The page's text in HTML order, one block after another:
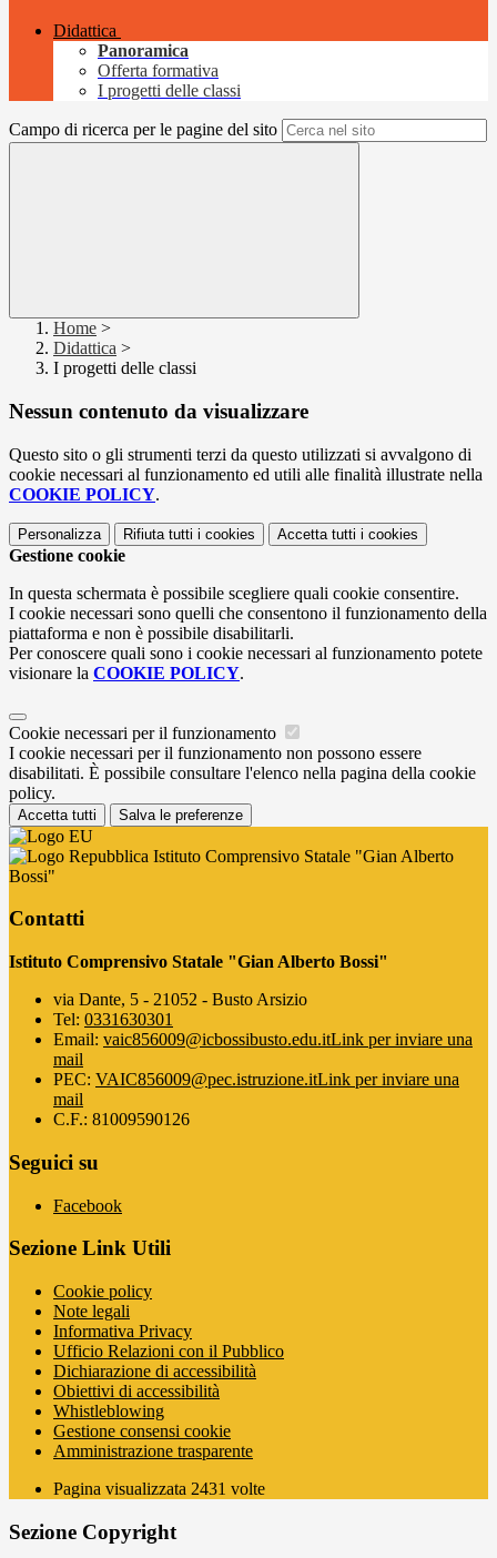
Didattica
Panoramica
Offerta formativa
I progetti delle classi
Campo di ricerca per le pagine del sito
Home >
Didattica >
I progetti delle classi
Nessun contenuto da visualizzare
Questo sito o gli strumenti terzi da questo utilizzati si avvalgono di
cookie necessari al funzionamento ed utili alle finalità illustrate nella
COOKIE POLICY.
Personalizza Rifiuta tutti i cookies Accetta tutti i cookies
Gestione cookie
In questa schermata è possibile scegliere quali cookie consentire.
I cookie necessari sono quelli che consentono il funzionamento della
piattaforma e non è possibile disabilitarli.
Per conoscere quali sono i cookie necessari al funzionamento potete
visionare la COOKIE POLICY.
Cookie necessari per il funzionamento
I cookie necessari per il funzionamento non possono essere
disabilitati. È possibile consultare l'elenco nella pagina della cookie
policy.
Accetta tutti Salva le preferenze
Istituto Comprensivo Statale "Gian Alberto
Bossi"
Contatti
Istituto Comprensivo Statale "Gian Alberto Bossi"
via Dante, 5 - 21052 - Busto Arsizio
Tel: 0331630301
Email: vaic856009@icbossibusto.edu.itLink per inviare una
mail
PEC: VAIC856009@pec.istruzione.itLink per inviare una
mail
C.F.: 81009590126
Seguici su
Facebook
Sezione Link Utili
Cookie policy
Note legali
Informativa Privacy
Ufficio Relazioni con il Pubblico
Dichiarazione di accessibilità
Obiettivi di accessibilità
Whistleblowing
Gestione consensi cookie
Amministrazione trasparente
Pagina visualizzata 2431 volte
Sezione Copyright